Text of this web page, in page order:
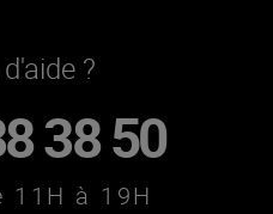
?
38 50
11H à 19H